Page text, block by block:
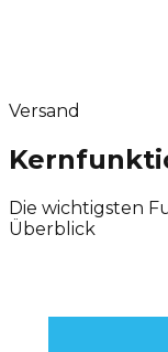
Versand
Die wichtigsten
Überblick